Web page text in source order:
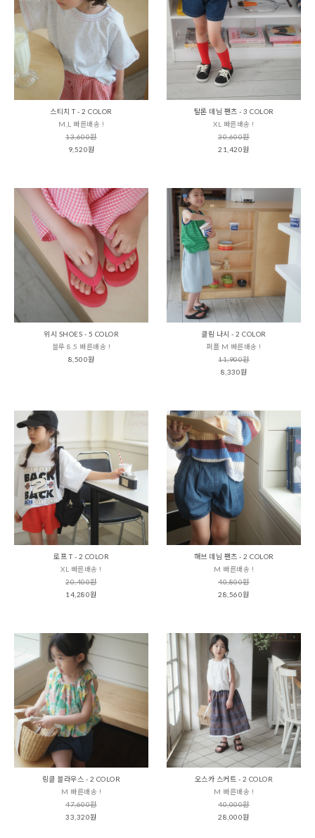
스티치 T - 2 COLOR
M,L 빠른배송 !
13,600원
9,520원
탈론 데님 팬츠 - 3 COLOR
XL 빠른배송 !
30,600원
21,420원
위시 SHOES - 5 COLOR
블루 8.5 빠른배송 !
8,500원
클림 나시 - 2 COLOR
퍼플 M 빠른배송 !
11,900원
8,330원
로프 T - 2 COLOR
XL 빠른배송 !
20,400원
14,280원
해브 데님 팬츠 - 2 COLOR
M 빠른배송 !
40,800원
28,560원
링클 블라우스 - 2 COLOR
M 빠른배송 !
47,600원
33,320원
오스카 스커트 - 2 COLOR
M 빠른배송 !
40,000원
28,000원